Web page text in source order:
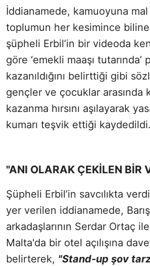
İddianamede, kamuoyuna
toplumun her kesimince
şüpheli Erbil’in bir videoda
göre ‘emekli maaşı tutarında’
kazanıldığını belirttiği gibi
gençler ve çocuklar arasında
kazanma hırsını aşılayarak
kumarı teşvik ettiği kaydedildi.
"ANI OLARAK ÇEKİLEN BİR
Şüpheli Erbil’in savcılıkta
yer verilen iddianamede,
arkadaşlarının Serdar Ortaç
Malta'da bir otel açılışına
belirterek, "Stand-up şov